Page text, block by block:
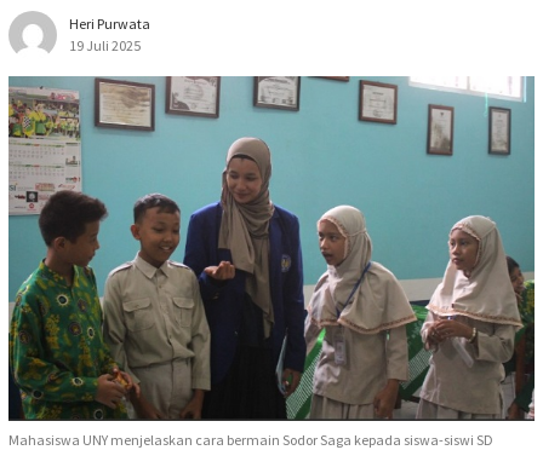
Heri Purwata
19 Juli 2025
Mahasiswa UNY menjelaskan cara bermain Sodor Saga kepada siswa-siswi SD